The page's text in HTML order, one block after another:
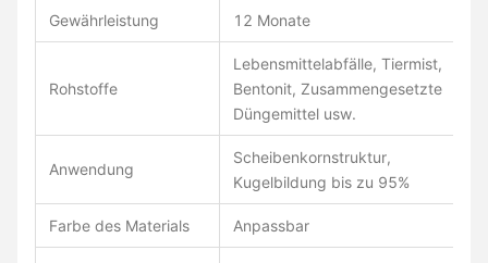
Gewährleistung 12 Monate
Rohstoffe
Lebensmittelabfälle, Tiermist,
Bentonit, Zusammengesetzte
Düngemittel usw.
Anwendung
Scheibenkornstruktur,
Kugelbildung bis zu 95%
Farbe des Materials Anpassbar